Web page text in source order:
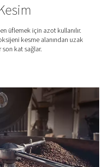
sektörü
gerekli olduğunu keşfedin.
koruduklarını öğrenin.